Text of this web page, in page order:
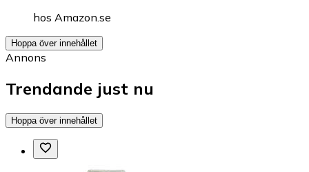
hos Amazon.se
Hoppa över innehållet
Annons
Trendande just nu
Hoppa över innehållet